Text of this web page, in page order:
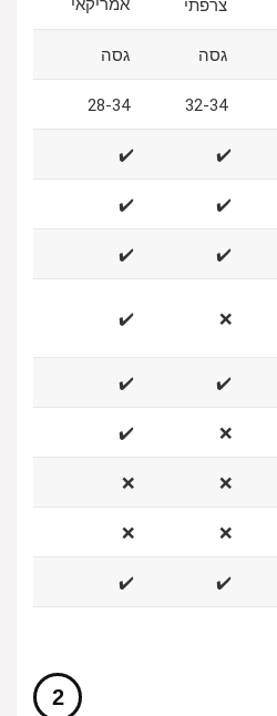
צרפתי אמריקאי
גסה גסה
32-34
28-34
✔️
✔️
✔️
✔️
✔️
✔️
❌
✔️
✔️
✔️
❌
✔️
❌
❌
❌
❌
✔️
✔️